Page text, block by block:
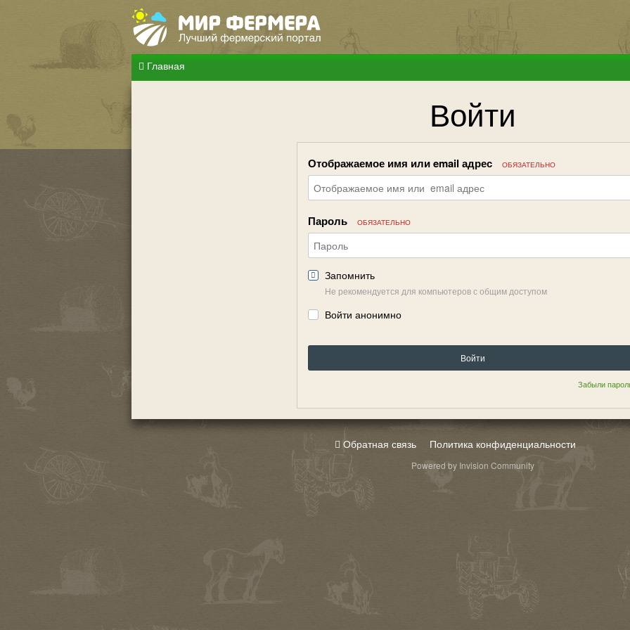
Главная
Войти
Отображаемое имя или email адрес ОБЯЗАТЕЛЬНО
Пароль ОБЯЗАТЕЛЬНО
Запомнить
Не рекомендуется для компьютеров с общим доступом
Войти анонимно
Войти
Забыли
Обратная связь Политика конфиденциальности
Powered by Invision Community